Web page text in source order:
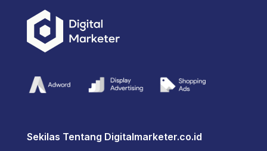
Sekilas Tentang Digitalmarketer.co.id